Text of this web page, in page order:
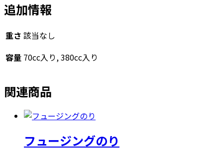
３
０
ン
ズ
追加情報
重さ 該当なし
容量 70cc入り, 380cc入り
関連商品
フュージングのり